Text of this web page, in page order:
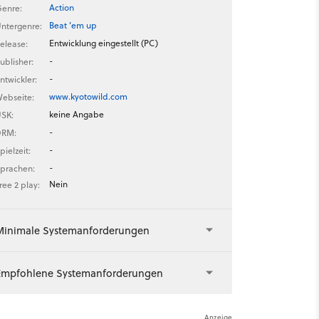
Action
Beat ’em up
Entwicklung eingestellt (PC)
-
-
www.kyotowild.com
keine Angabe
-
-
-
2 play:
Nein
Systemanforderungen
Systemanforderungen